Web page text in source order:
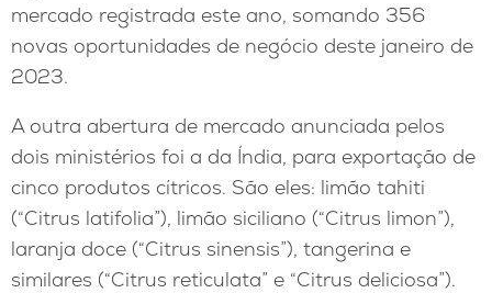
mercado registrada este ano, somando 356
novas oportunidades de negócio deste janeiro de
2023.
A outra abertura de mercado anunciada pelos
dois ministérios foi a da Índia, para exportação de
cinco produtos cítricos. São eles: limão tahiti
(“Citrus latifolia”), limão siciliano (“Citrus limon”),
laranja doce (“Citrus sinensis”), tangerina e
similares (“Citrus reticulata” e “Citrus deliciosa”).